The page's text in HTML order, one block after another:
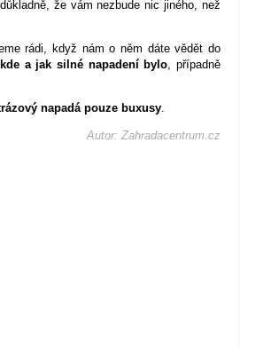
že vám nezbude nic jiného, než
rádi, když nám o něm dáte vědět do
a jak silné napadení bylo, případně
napadá pouze buxusy.
Autor: Zahradacentrum.cz